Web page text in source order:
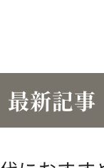
最新記事